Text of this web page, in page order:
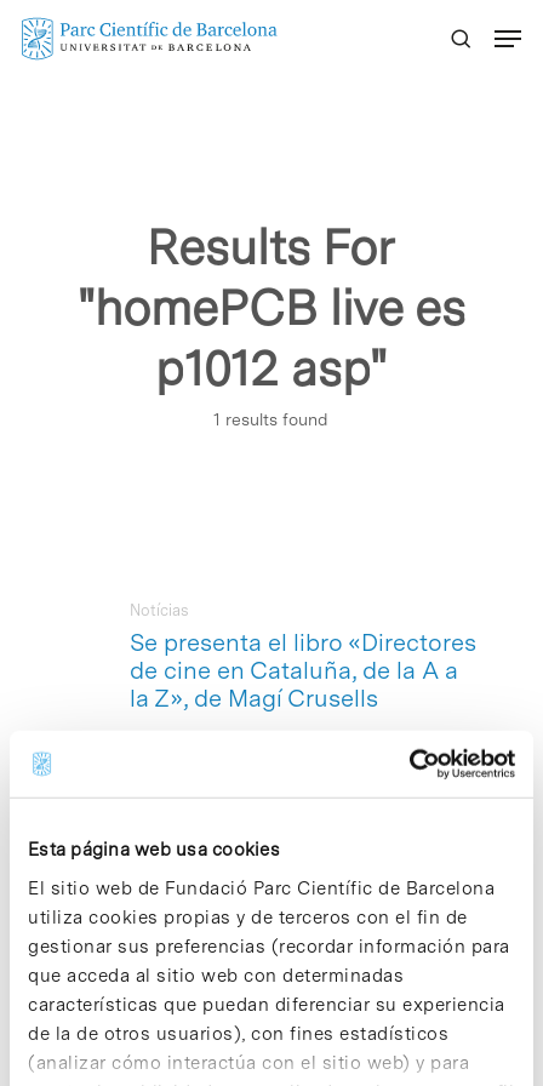
Esta página web usa cookies
El sitio web de Fundació Parc Científic de Barcelona
utiliza cookies propias y de terceros con el fin de
gestionar sus preferencias (recordar información para
que acceda al sitio web con determinadas
características que puedan diferenciar su experiencia
de la de otros usuarios), con fines estadísticos
(analizar cómo interactúa con el sitio web) y para
Skip
Results For
"homePCB live es
p1012 asp"
1 results found
Se presenta el libro «Directores
de cine en Cataluña, de la A a
la Z», de Magí Crusells
Notícias
El pasado 26 de marzo, se presentó en
Club Social de la sede de la Sociedad
General de Autores y Editores (SGAE)
en Cataluña, de la A a la Z
Contemporánea de la Universidad de
Barcelona (UB), y secretario delCentro
de Investigaciones Film Història,
entidad asociada al Parc Científic de
Barcelona. En el acto intervinieron Joel
Joan, presidente de la Academia del
Cine Catalán; Joan Duran, editor de la
UB; Joan Oliver, responsable del